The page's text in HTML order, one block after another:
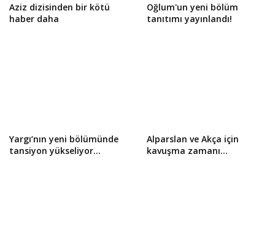
Aziz dizisinden bir kötü
haber daha
Oğlum'un yeni bölüm
tanıtımı yayınlandı!
Yargı’nın yeni bölümünde
tansiyon yükseliyor…
Alparslan ve Akça için
kavuşma zamanı…